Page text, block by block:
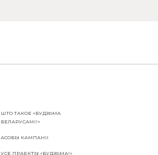
ШТО ТАКОЕ «БУДЗЬМА
БЕЛАРУСАМІ!»
АСОБЫ КАМПАНІІ
УСЕ ПРАЕКТЫ «БУДЗЬМА!»